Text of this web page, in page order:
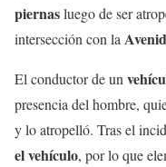
piernasluego de ser
intersección con la
El conductor de un
presencia del hombre,
y lo atropelló. Tras el
el vehículo, por lo que